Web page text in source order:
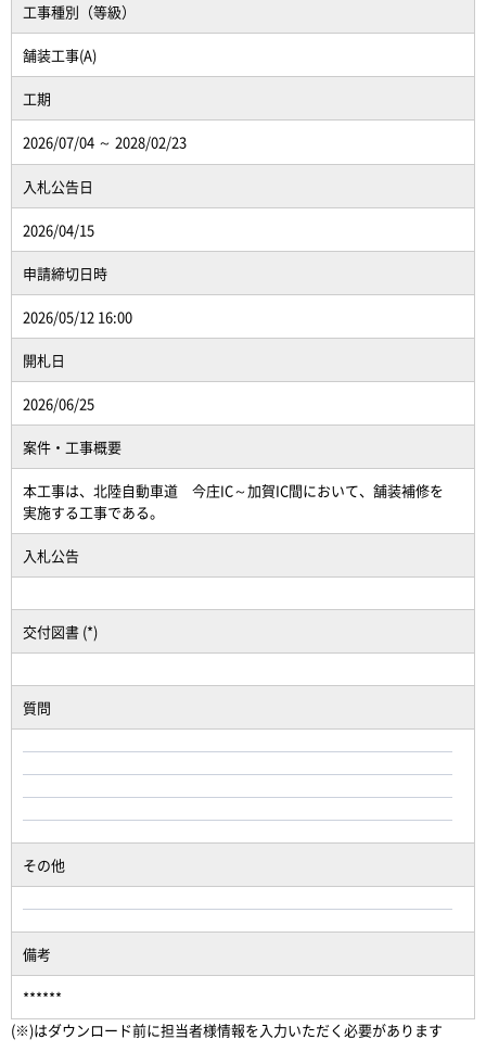
工事種別（等級）
舗装工事(A)
工期
2026/07/04 ～ 2028/02/23
入札公告日
2026/04/15
申請締切日時
2026/05/12 16:00
開札日
2026/06/25
案件・工事概要
本工事は、北陸自動車道 今庄IC～加賀IC間において、舗装補修を
実施する工事である。
入札公告
交付図書 (*)
質問
その他
備考
******
(※)はダウンロード前に担当者様情報を入力いただく必要があります